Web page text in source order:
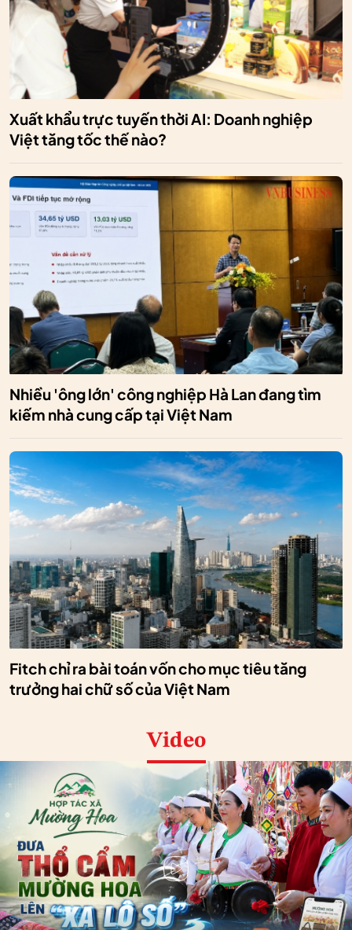
Xuất khẩu trực tuyến thời AI: Doanh nghiệp
Việt tăng tốc thế nào?
Nhiều 'ông lớn' công nghiệp Hà Lan đang tìm
kiếm nhà cung cấp tại Việt Nam
Fitch chỉ ra bài toán vốn cho mục tiêu tăng
trưởng hai chữ số của Việt Nam
Video